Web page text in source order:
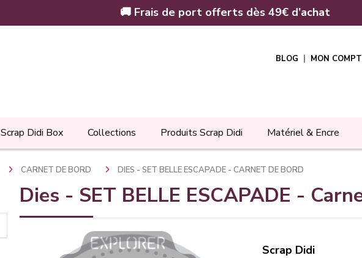
🚚 Frais de port offerts dès 49€ d’achat
BLOG MON
Scrap Didi Box Collections Produits Scrap Didi Matériel & Encre
CARNET DE BORD DIES - SET BELLE ESCAPADE - CARNET DE BORD
Dies - SET BELLE ESCAPADE -
Scrap Didi